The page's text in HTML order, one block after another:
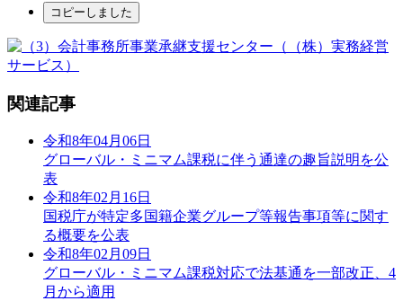
コピーしました
関連記事
令和8年04月06日
グローバル・ミニマム課税に伴う通達の趣旨説明を公
表
令和8年02月16日
国税庁が特定多国籍企業グループ等報告事項等に関す
る概要を公表
令和8年02月09日
グローバル・ミニマム課税対応で法基通を一部改正、4
月から適用